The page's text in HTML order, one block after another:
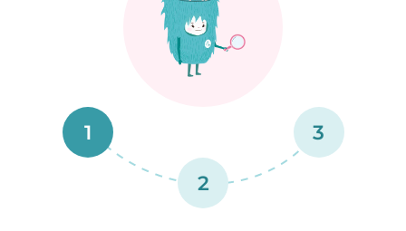
1
2
3